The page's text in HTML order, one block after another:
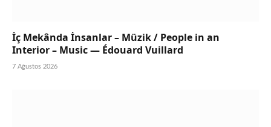
İç Mekânda İnsanlar – Müzik / People in an
Interior – Music — Édouard Vuillard
7 Ağustos 2026